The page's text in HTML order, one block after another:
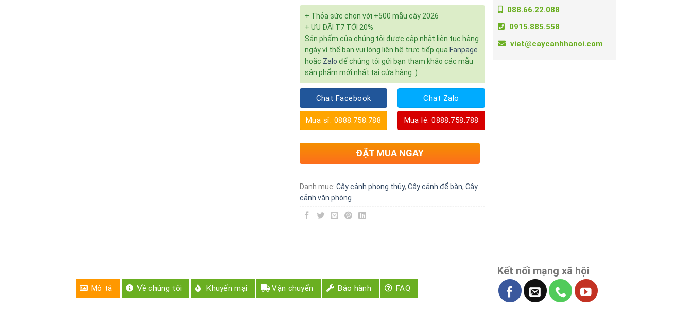
+ Thỏa sức chọn với +500 mẫu cây 2026
+ ƯU ĐÃI T7 TỚI 20%
Sản phẩm của chúng tôi được cập nhật liên tục hàng
ngày vì thế bạn vui lòng liên hệ trực tiếp qua Fanpage
hoặc Zalo để chúng tôi gửi bạn tham khảo các mẫu
sản phẩm mới nhất tại cửa hàng :)
Chat Facebook
Mua sỉ: 0888.758.788
Chat Zalo
Mua lẻ: 0888.758.788
ĐẶT MUA NGAY
Danh mục: Cây cảnh phong thủy, Cây cảnh để bàn, Cây
cảnh văn phòng
088.66.22.088
0915.885.558
viet@caycanhhanoi.com
Mô tả Về chúng tôi Khuyến mại Vận chuyển Bảo hành FAQ
Kết nối mạng xã hội